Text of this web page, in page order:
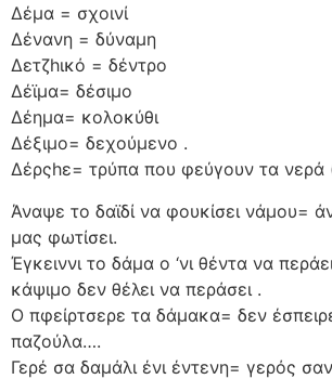
Δέμα = σχοινί
Δένανη = δύναμη
Δετζhικό = δέντρο
Δέϊμα= δέσιμο
Δέημα= κολοκύθι
Δέξιμο= δεχούμενο .
Δέρςhε= τρύπα που φεύγουν τα νερά
Άναψε το δαϊδί να φουκίσει νάμου=
μας φωτίσει.
Έγκειννι το δάμα ο ‘νι θέντα να
κάψιμο δεν θέλει να περάσει .
Ο πφείρτσερε τα δάμακα= δεν
παζούλα….
Γερέ σα δαμάλι ένι έντενη= γερός